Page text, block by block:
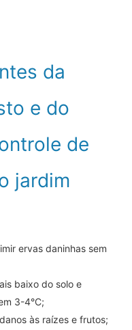
da
e do
de
jardim
ervas daninhas sem
baixo do solo e
3-4°C;
às raízes e frutos;